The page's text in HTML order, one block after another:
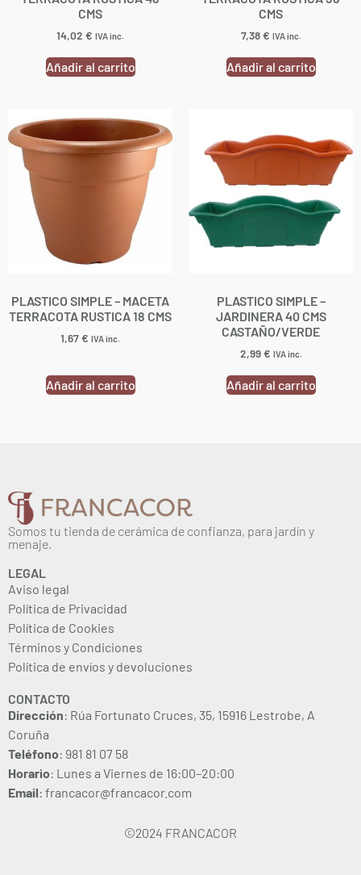
CMS
14,02 € IVA inc.
Añadir al carrito
CMS
7,38€ IVA inc.
Añadir al carrito
PLASTICO SIMPLE – MACETA
TERRACOTA RUSTICA 18 CMS
1,67€ IVA inc.
Añadir al carrito
PLASTICO SIMPLE –
JARDINERA 40 CMS
CASTAÑO/VERDE
2,99€ IVA inc.
Añadir al carrito
Somos tu tienda de cerámica de confianza, para jardín y
menaje.
LEGAL
Aviso legal
Política de Privacidad
Política de Cookies
Términos y Condiciones
Política de envíos y devoluciones
CONTACTO
Dirección: Rúa Fortunato Cruces, 35, 15916 Lestrobe, A
Coruña
Teléfono: 981 81 07 58
Horario: Lunes a Viernes de 16:00–20:00
Email: francacor@francacor.com
©2024 FRANCACOR